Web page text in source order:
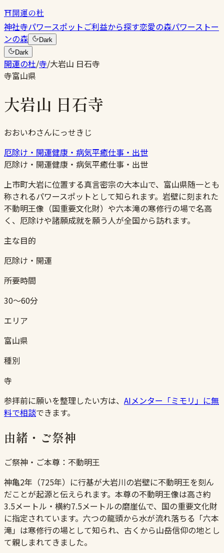
⛩開運の杜
神社寺パワースポットご利益から探す恋愛の森パワーストー
ンの森
Dark
Dark
開運の杜/寺/大岩山 日石寺
寺富山県
大岩山 日石寺
おおいわさんにっせきじ
厄除け・開運健康・病気平癒仕事・出世
厄除け・開運健康・病気平癒仕事・出世
上市町大岩に位置する真言密宗の大本山で、富山県随一とも
称されるパワースポットとして知られます。岩壁に刻まれた
不動明王像（国重要文化財）や六本滝の寒修行の場で名高
く、厄除けや諸願成就を願う人が全国から訪れます。
主な目的
厄除け・開運
所要時間
30〜60分
エリア
富山県
種別
寺
参拝前に願いを整理したい方は、 AIメンター「ミモリ」に無
料で相談できます。
由緒・ご祭神
ご祭神・ご本尊： 不動明王
神亀2年（725年）に行基が大岩川の岩壁に不動明王を刻ん
だことが起源と伝えられます。本尊の不動明王像は高さ約
3.5メートル・横約7.5メートルの磨崖仏で、国の重要文化財
に指定されています。六つの龍頭から水が流れ落ちる「六本
滝」は寒修行の場として知られ、古くから山岳信仰の地とし
て親しまれてきました。